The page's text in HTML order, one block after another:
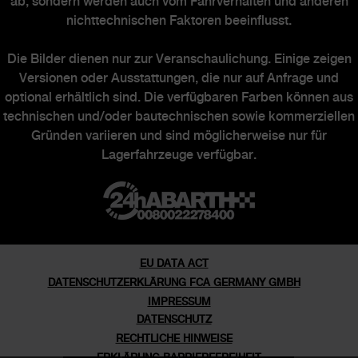
ABARTH WELT
Abarth Heritage
Markengeschichte
Abarth Officine
Ehemalige Sondermodelle
nichttechnischen Faktoren beeinflusst.
Die Bilder dienen nur zur Veranschaulichung. Einige zeigen
Versionen oder Ausstattungen, die nur auf Anfrage und
optional erhältlich sind. Die verfügbaren Farben können aus
technischen und/oder bautechnischen sowie kommerziellen
Gründen variieren und sind möglicherweise nur für
Lagerfahrzeuge verfügbar.
EU DATA ACT
DATENSCHUTZERKLÄRUNG FCA GERMANY GMBH
IMPRESSUM
DATENSCHUTZ
RECHTLICHE HINWEISE